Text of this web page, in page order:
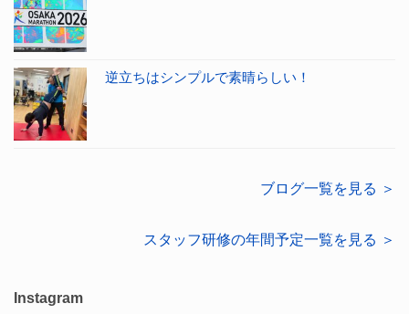
逆立ちはシンプルで素晴らしい！
ブログ一覧を見る ＞
スタッフ研修の年間予定一覧を見る ＞
Instagram